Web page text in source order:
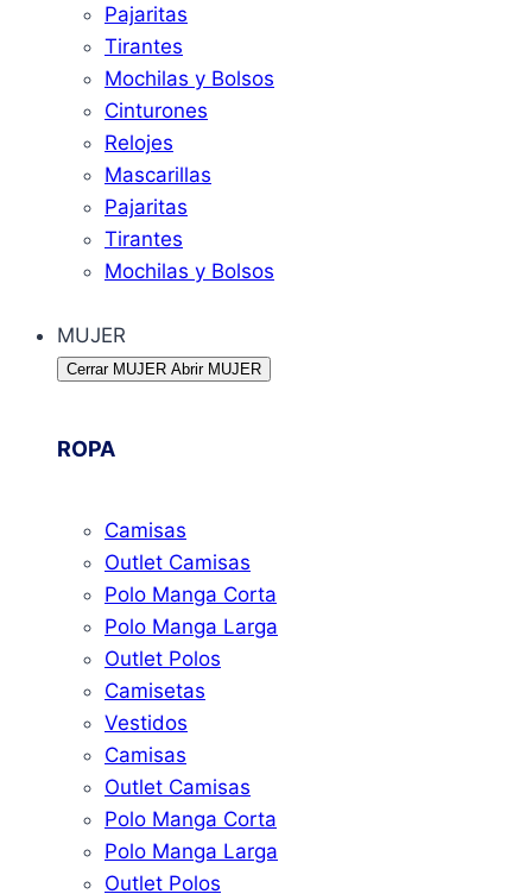
Pajaritas
Tirantes
Mochilas y Bolsos
Cinturones
Relojes
Mascarillas
Pajaritas
Tirantes
Mochilas y Bolsos
MUJER
Cerrar MUJER Abrir MUJER
ROPA
Camisas
Outlet Camisas
Polo Manga Corta
Polo Manga Larga
Outlet Polos
Camisetas
Vestidos
Camisas
Outlet Camisas
Polo Manga Corta
Polo Manga Larga
Outlet Polos